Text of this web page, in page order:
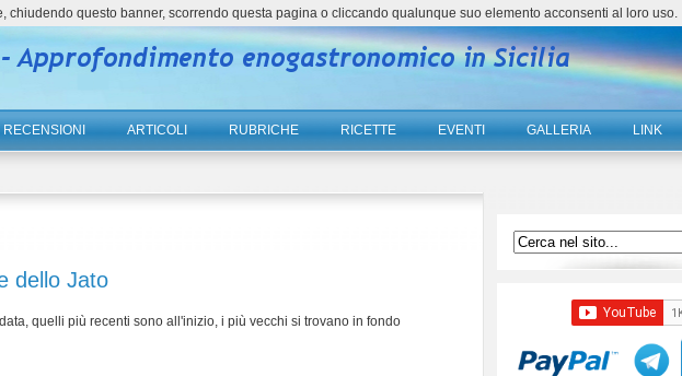
RECENSIONI ARTICOLI RUBRICHE RICETTE EVENTI GALLERIA LINK
dello Jato
quelli più recenti sono all'inizio, i più vecchi si trovano in fondo
questo banner, scorrendo questa pagina o cliccando qualunque suo elemento acconsenti al loro uso.